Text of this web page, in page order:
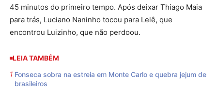
45 minutos do primeiro tempo. Após deixar Thiago Maia
para trás, Luciano Naninho tocou para Lelê, que
encontrou Luizinho, que não perdoou.
LEIA TAMBÉM
Fonseca sobra na estreia em Monte Carlo e quebra jejum de
brasileiros